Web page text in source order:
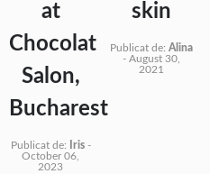
at
Chocolat
Salon,
Bucharest
Publicat de: Iris-
October 06,
2023
skin
Publicat de: Alina
- August 30,
2021